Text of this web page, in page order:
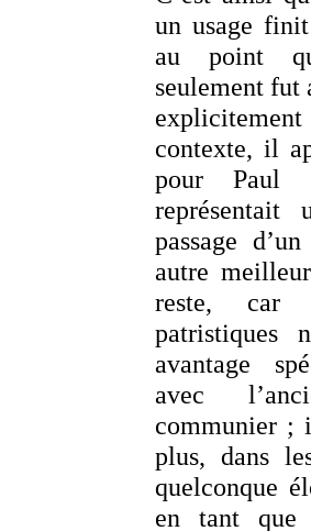
un usage
au point
seulement fut
contexte, il
pour Paul
passage
autre
reste, car
patristiques
avantage
avec
communier ;
plus, dans
quelconque
en tant